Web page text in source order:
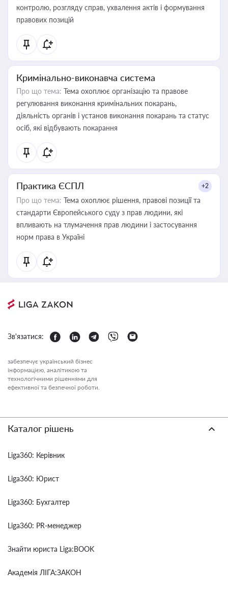
контролю, розгляду справ, ухвалення актів і формування
правових позицій
Кримінально-виконавча система
Про що тема: Тема охоплює організацію та правове
регулювання виконання кримінальних покарань,
діяльність органів і установ виконання покарань та статус
осіб, які відбувають покарання
Практика ЄСПЛ +2
Про що тема: Тема охоплює рішення, правові позиції та
стандарти Європейського суду з прав людини, які
впливають на тлумачення прав людини і застосування
норм права в Україні
Зв'язатися:
забезпечує український бізнес
інформацією, аналітикою та
технологічними рішеннями для
ефективної та безпечної роботи.
Каталог рішень
Liga360: Керівник
Liga360: Юрист
Liga360: Бухгалтер
Liga360: PR-менеджер
Знайти юриста Liga:BOOK
Академія ЛІГА:ЗАКОН